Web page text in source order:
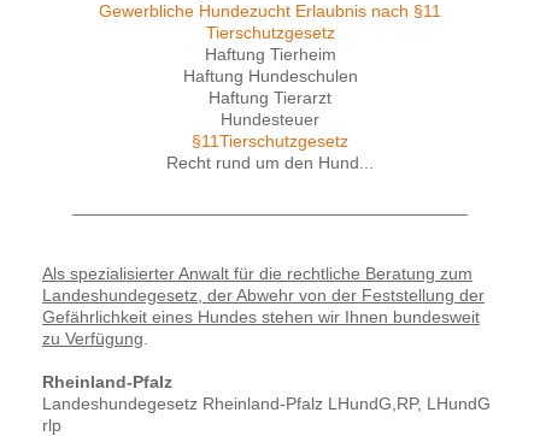
Gewerbliche Hundezucht Erlaubnis nach §11
Tierschutzgesetz
Haftung Tierheim
Haftung Hundeschulen
Haftung Tierarzt
Hundesteuer
§11Tierschutzgesetz
Recht rund um den Hund...
Als spezialisierter Anwalt für die rechtliche Beratung zum
Landeshundegesetz, der Abwehr von der Feststellung der
Gefährlichkeit eines Hundes stehen wir Ihnen bundesweit
zu Verfügung
Rheinland-Pfalz
Landeshundegesetz Rheinland-Pfalz LHundG,RP, LHundG
rlp